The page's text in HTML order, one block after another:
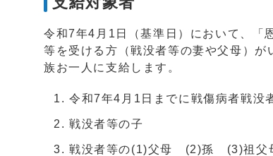
令和7年4月1日（基準日）において、「
等を受ける方（戦没者等の妻や父母）
族お一人に支給します。
令和7年4月1日までに戦傷病者戦没
戦没者等の子
戦没者等の(1)父母 (2)孫 (3)祖父